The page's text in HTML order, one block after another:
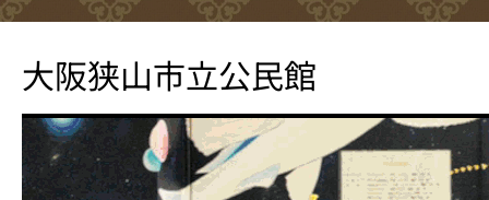
テ
ン
へ
ッ
大阪狭山市立公民館